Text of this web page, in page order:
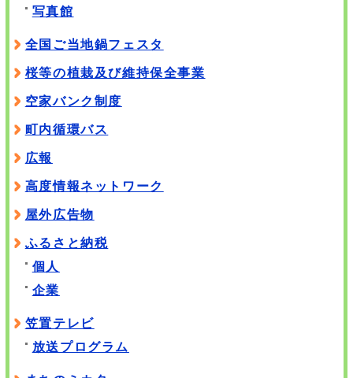
写真館
全国ご当地鍋フェスタ
桜等の植栽及び維持保全事業
空家バンク制度
町内循環バス
広報
高度情報ネットワーク
屋外広告物
ふるさと納税
個人
企業
笠置テレビ
放送プログラム